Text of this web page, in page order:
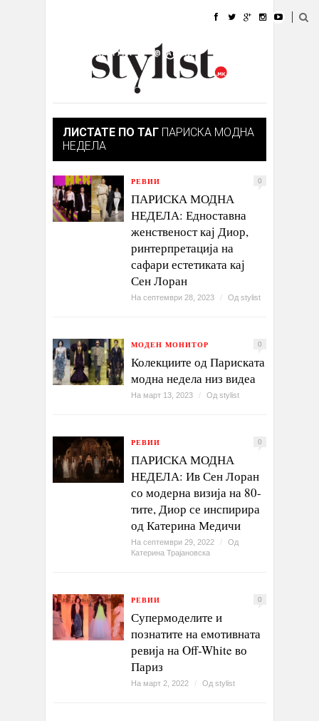
УБАВИНА
КУЛТУРА @РАБОТА
ИЗЛОГ
ЛИСТАТЕ ПО ТАГ ПАРИСКА МОДНА
НЕДЕЛА
РЕВИИ 0
ПАРИСКА МОДНА
НЕДЕЛА: Едноставна
женственост кај Диор,
ринтерпретација на
сафари естетиката кај
Сен Лоран
На септември 28, 2023 / Од stylist
МОДЕН МОНИТОР 0
Колекциите од Париската
модна недела низ видеа
На март 13, 2023 / Од stylist
РЕВИИ 0
ПАРИСКА МОДНА
НЕДЕЛА: Ив Сен Лоран
со модерна визија на 80-
тите, Диор се инспирира
од Катерина Медичи
На септември 29, 2022 /
Од
Катерина Трајановска
РЕВИИ 0
Супермоделите и
познатите на емотивната
ревија на Off-White во
Париз
На март 2, 2022 / Од stylist